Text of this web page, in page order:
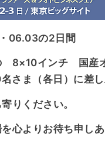
06.03の2日間
8×10インチ 国産
さま（各日）に差し
りください。
心よりお待ち申し